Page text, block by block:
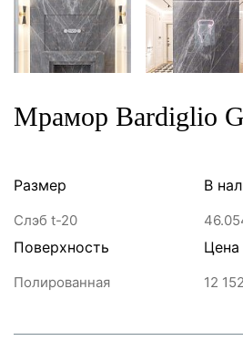
Мрамор Bardiglio
Размер
Слэб t-20
В
Поверхность
Полированная
Цена
12